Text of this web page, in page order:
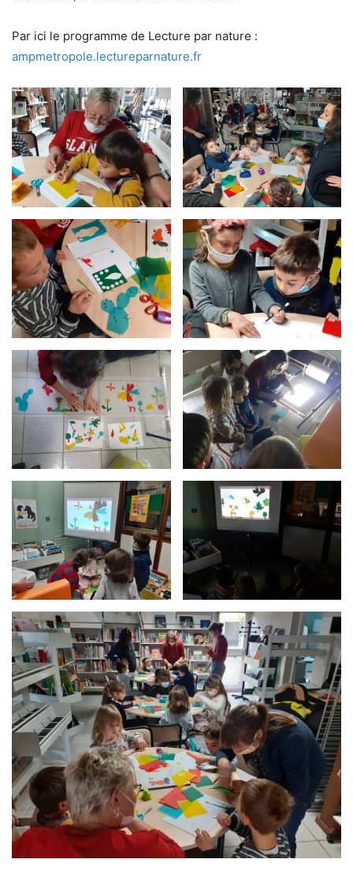
Par ici le programme de Lecture par nature :
ampmetropole.lectureparnature.fr